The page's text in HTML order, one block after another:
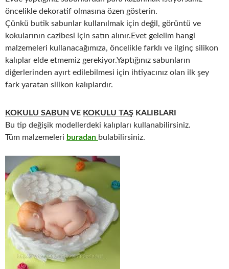
öncelikle dekoratif olmasına özen gösterin.
Çünkü butik sabunlar kullanılmak için değil, görüntü ve
kokularının cazibesi için satın alınır.Evet gelelim hangi
malzemeleri kullanacağımıza, öncelikle farklı ve ilginç silikon
kalıplar elde etmemiz gerekiyor.Yaptığınız sabunların
diğerlerinden ayırt edilebilmesi için ihtiyacınız olan ilk şey
fark yaratan silikon kalıplardır.
KOKULU SABUN VE KOKULU TAŞ KALIBLARI
Bu tip değişik modellerdeki kalıpları kullanabilirsiniz.
Tüm malzemeleri buradan bulabilirsiniz.